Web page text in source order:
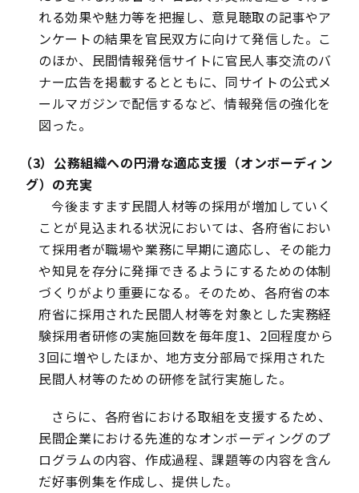
れる効果や魅力等を把握し、意見聴取の記事やア
ンケートの結果を官民双方に向けて発信した。こ
のほか、民間情報発信サイトに官民人事交流のバ
ナー広告を掲載するとともに、同サイトの公式メ
ールマガジンで配信するなど、情報発信の強化を
図った。
（3）公務組織への円滑な適応支援（オンボーディン
グ）の充実
今後ますます民間人材等の採用が増加していく
ことが見込まれる状況においては、各府省におい
て採用者が職場や業務に早期に適応し、その能力
や知見を存分に発揮できるようにするための体制
づくりがより重要になる。そのため、各府省の本
府省に採用された民間人材等を対象とした実務経
験採用者研修の実施回数を毎年度1、2回程度から
3回に増やしたほか、地方支分部局で採用された
民間人材等のための研修を試行実施した。
さらに、各府省における取組を支援するため、
民間企業における先進的なオンボーディングのプ
ログラムの内容、作成過程、課題等の内容を含ん
だ好事例集を作成し、提供した。